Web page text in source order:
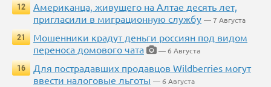
12
Американца, живущего на Алтае десять лет,
пригласили в миграционную службу — 7 Августа
21
Мошенники крадут деньги россиян под видом
переноса домового чата
— 6 Августа
16
Для пострадавших продавцов Wildberries могут
ввести налоговые льготы — 6 Августа